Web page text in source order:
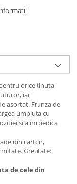
orice tinuta
iar
asortat. Frunza de
umpluta cu
si a impiedica
din carton,
Greutate:
de cele din